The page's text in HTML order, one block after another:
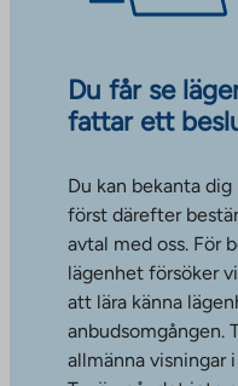
Du får se
fattar ett
Du kan bekanta
först därefter
avtal med oss. För
lägenhet försöker
att lära känna
anbudsomgången.
allmänna visningar